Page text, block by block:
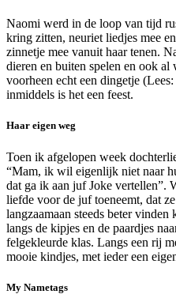
Naomi werd in de loop van tijd
kring zitten, neuriet liedjes mee
zinnetje mee vanuit haar tenen.
dieren en buiten spelen en ook al
voorheen echt een dingetje
inmiddels is het een feest.
Haar eigen weg
Toen ik afgelopen week
“Mam, ik wil eigenlijk niet naar
dat ga ik aan juf Joke vertellen”.
liefde voor de juf toeneemt, dat
langzaamaan steeds beter
langs de kipjes en de paardjes
felgekleurde klas. Langs een rij
mooie kindjes, met ieder een
My Nametags